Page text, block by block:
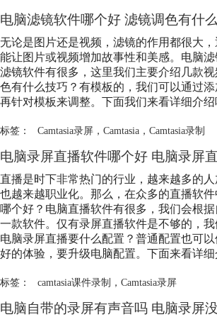
电脑滤镜软件哪个好 滤镜调色有什
无论是图片还是视频，滤镜的作用都很大，
能让图片或视频增加故事性和美感。电脑
滤镜软件有很多，这里我们主要介绍几款
色有什么技巧？有模板的，我们可以通过
再针对模板来调整。下面我们来看详细介绍
标签： Camtasia录屏， Camtasia， Camtasia录制
电脑录屏直播软件哪个好 电脑录屏
直播是时下非常热门的行业，越来越多的
也越来越职业化。那么，在众多的直播软
哪个好？电脑直播软件有很多，我们会根
一款软件。仅有录屏直播软件是不够的，我
电脑录屏直播要什么配置？普通配置也可
好的体验，要升级电脑配置。下面来看详细
标签： camtasia课件录制 ， Camtasia录屏
电脑自带的录屏有声音吗 电脑录屏